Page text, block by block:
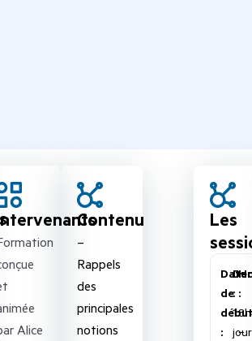
Alice
Contenu
–
Rappels
des
principales
notions
Les
Date
de
:
:
1
jour
:
–